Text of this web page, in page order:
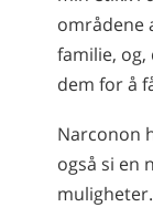
områdene
familie,
dem for å
Narconon
også si en